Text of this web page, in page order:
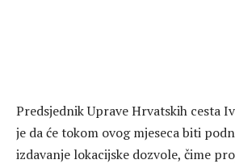
Predsjednik Uprave Hrvatskih cesta
je da će tokom ovog mjeseca biti
izdavanje lokacijske dozvole, čime